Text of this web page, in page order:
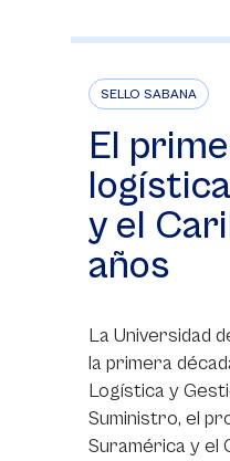
SELLO SABANA
El
y el
años
La Universidad
la primera
Logística y
Suministro, el
Suramérica y el